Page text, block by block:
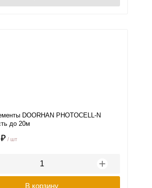
DOORHAN PHOTOCELL-N
до 20м
/ шт
+
В корзину